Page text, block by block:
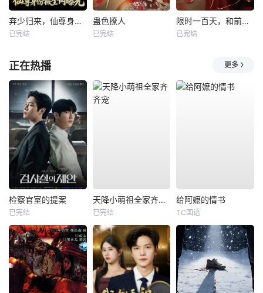
弃少归来，仙尊身份被全网曝光
已完结
蛊色撩人
已完结
限时一百天，和前夫谈恋爱
已完结
正在热播 更多
检察官室的提案
已完结
天降小萌祖全家齐齐宠
已完结
给阿嬷的情书
TC国语